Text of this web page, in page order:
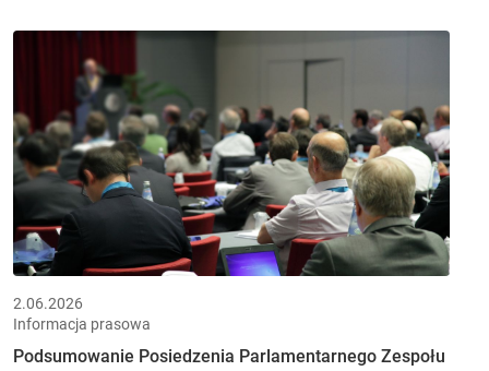
2.06.2026
Informacja prasowa
Podsumowanie Posiedzenia Parlamentarnego Zespołu